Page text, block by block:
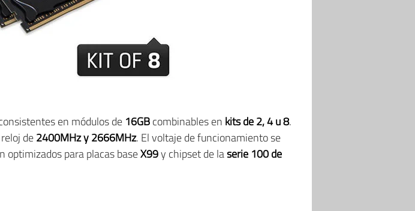
en módulos de 16GBcombinables en kits de 2, 4 u 8.
de2400MHz y 2666MHz. El voltaje de funcionamiento se
optimizados para placas baseX99y chipset de laserie 100 de